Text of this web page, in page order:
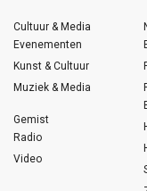
Cultuur & Media
Evenementen
Kunst & Cultuur
Muziek & Media
Gemist
Radio
Video